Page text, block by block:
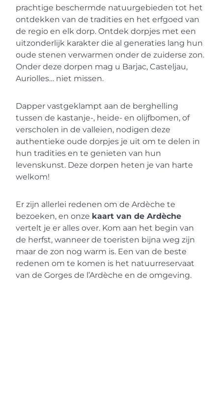
prachtige beschermde natuurgebieden tot het
ontdekken van de tradities en het erfgoed van
de regio en elk dorp. Ontdek dorpjes met een
uitzonderlijk karakter die al generaties lang hun
oude stenen verwarmen onder de zuiderse zon.
Onder deze dorpen mag u Barjac, Casteljau,
Auriolles… niet missen.
Dapper vastgeklampt aan de berghelling
tussen de kastanje-, heide- en olijfbomen, of
verscholen in de valleien, nodigen deze
authentieke oude dorpjes je uit om te delen in
hun tradities en te genieten van hun
levenskunst. Deze dorpen heten je van harte
welkom!
Er zijn allerlei redenen om de Ardèche te
bezoeken, en onze kaart van de Ardèche
vertelt je er alles over. Kom aan het begin van
de herfst, wanneer de toeristen bijna weg zijn
maar de zon nog warm is. Een van de beste
redenen om te komen is het natuurreservaat
van de Gorges de l’Ardèche en de omgeving.